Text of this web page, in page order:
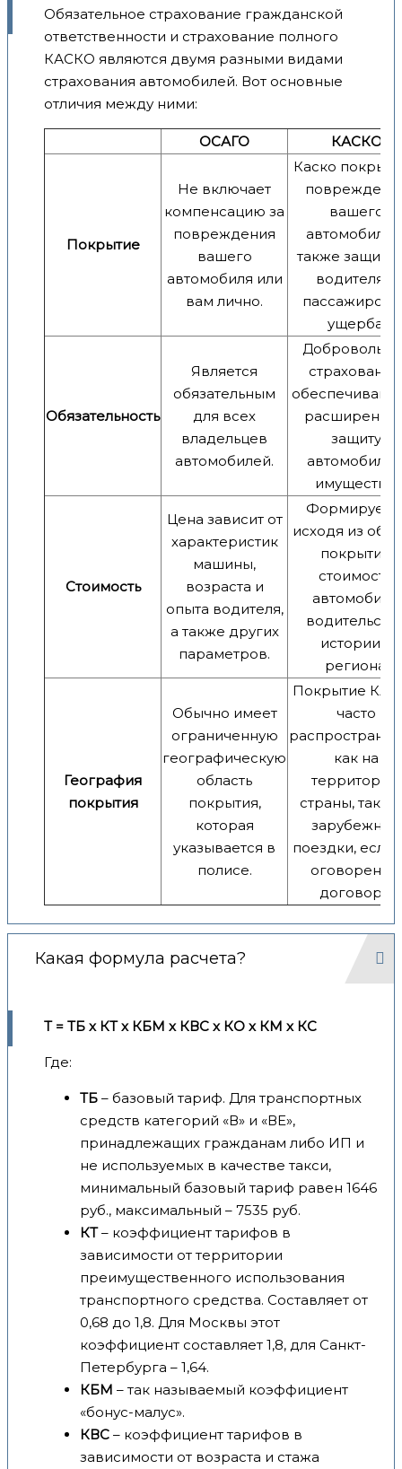
Обязательное страхование гражданской
ответственности и страхование полного
КАСКО являются двумя разными видами
страхования автомобилей. Вот основные
отличия между ними:
ОСАГО КАСКО
Покрытие
Не включает
компенсацию за
повреждения
вашего
автомобиля или
вам лично.
Каско
вашего
автомобиля,
также
водителя и
пассажиров
ущерба.
Обязательность
Является
обязательным
для всех
владельцев
автомобилей.
защиту
автомобиля
имущества.
Стоимость
Цена зависит от
характеристик
машины,
возраста и
опыта водителя,
а также других
параметров.
исходя из
покрытия,
стоимости
автомобиля,
истории и
региона.
География
покрытия
Обычно имеет
ограниченную
географическую
область
покрытия,
которая
указывается в
полисе.
Покрытие
часто
как на
территорию
страны, так и
зарубежные
поездки, если
оговорено в
договоре.
Какая формула расчета?
Т = ТБ x КТ x КБМ x КВС x КО x КМ x КС
Где:
ТБ – базовый тариф. Для транспортных
средств категорий «В» и «ВЕ»,
принадлежащих гражданам либо ИП и
не используемых в качестве такси,
минимальный базовый тариф равен 1646
руб., максимальный – 7535 руб.
КТ– коэффициент тарифов в
зависимости от территории
преимущественного использования
транспортного средства. Составляет от
0,68 до 1,8. Для Москвы этот
коэффициент составляет 1,8, для Санкт-
Петербурга – 1,64.
КБМ – так называемый коэффициент
«бонус-малус».
КВС – коэффициент тарифов в
зависимости от возраста и стажа